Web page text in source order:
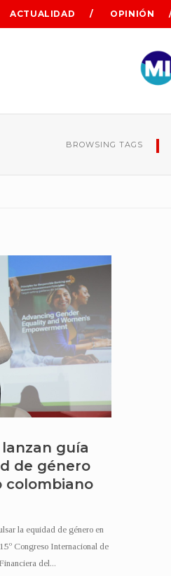
ACTUALIDAD OPINIÓN
BROWSING TAGS
lanzan guía
de género
colombiano
la equidad de género en
Congreso Internacional de
del...